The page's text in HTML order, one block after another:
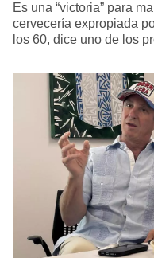
Es una “victoria” para
cervecería expropiada
los 60, dice uno de los